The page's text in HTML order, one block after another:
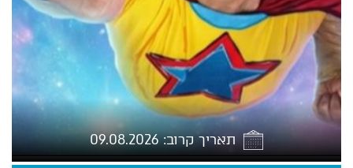
תאריך קרוב: 09.08.2026